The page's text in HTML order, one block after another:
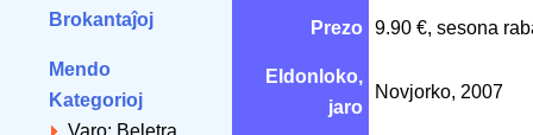
Brokantaĵoj
Mendo
Kategorioj
Varo: Beletra
Prezo 9.90 €, sesona
Eldonloko,
jaro
Novjorko, 2007